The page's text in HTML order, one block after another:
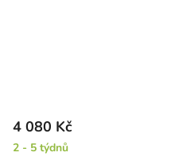
4 080 Kč
2 - 5 týdnů